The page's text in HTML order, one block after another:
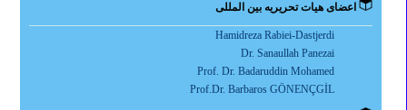
اعضای هیات تحریریه بین المللی
Prof. Dr. Badaruddin Mohamed
Prof.Dr. Barbaros GÖNENÇGİL